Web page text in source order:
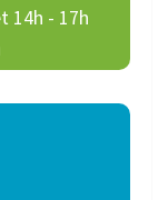
14h - 17h